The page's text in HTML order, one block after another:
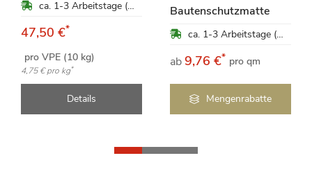
ca. 1-3 Arbeitstage (Mo-Fr)
47,50 €*
pro VPE (10 kg)
4,75 €pro kg*
Details
Bautenschutzmatte
ca. 1-3 Arbeitstage (Mo-Fr)
ab9,76 €* pro qm
Mengenrabatte